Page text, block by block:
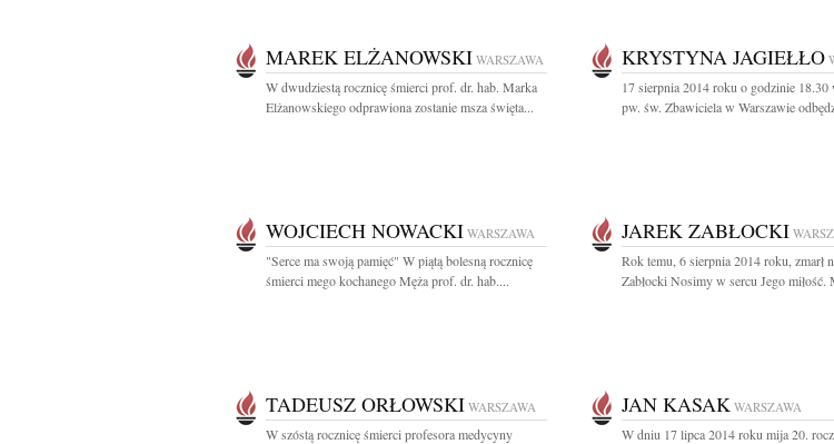
MAREK ELŻANOWSKI WARSZAWA
W dwudziestą rocznicę śmierci prof. dr. hab. Marka
Elżanowskiego odprawiona zostanie msza święta...
KRYSTYNA JAGIEŁŁO
17 sierpnia 2014 roku o godzinie 18.30
pw. św. Zbawiciela w Warszawie
WOJCIECH NOWACKI WARSZAWA
"Serce ma swoją pamięć" W piątą bolesną rocznicę
śmierci mego kochanego Męża prof. dr. hab....
JAREK ZABŁOCKI
Rok temu, 6 sierpnia 2014 roku, zmarł
Zabłocki Nosimy w sercu Jego miłość.
TADEUSZ ORŁOWSKI WARSZAWA
W szóstą rocznicę śmierci profesora medycyny
JAN KASAK WARSZAWA
W dniu 17 lipca 2014 roku mija 20.